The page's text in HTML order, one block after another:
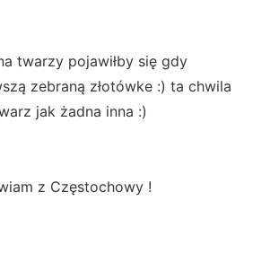
twarzy pojawiłby się gdy
zebraną złotówke :) ta chwila
jak żadna inna :)
z Częstochowy !